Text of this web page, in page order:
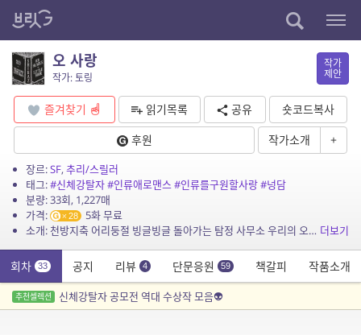
오 사랑
작가: 토링
작가
제안
즐겨찾기 읽기목록 공유
숏코드복사
후원
작가소개 +
장르:SF,추리/스릴러
태그:#신체강탈자#인류애로맨스#인류를구원할사랑#넝담
분량: 33회, 1,227매
가격:
28
5화 무료
소개: 천방지축 어리둥절 빙글빙글 돌아가는 탐정 사무소 우리의 오 사랑은 정말 못 말려 천방지축 어리둥절 빙글빙글 전 인류가 정신이 없네 우리의 오 사랑은 정말 대단해 더보기
회차 33 공지 리뷰 4 단문응원 59 책갈피 작품소개
추천셀렉션 신체강탈자 공모전 역대 수상작 모음👽